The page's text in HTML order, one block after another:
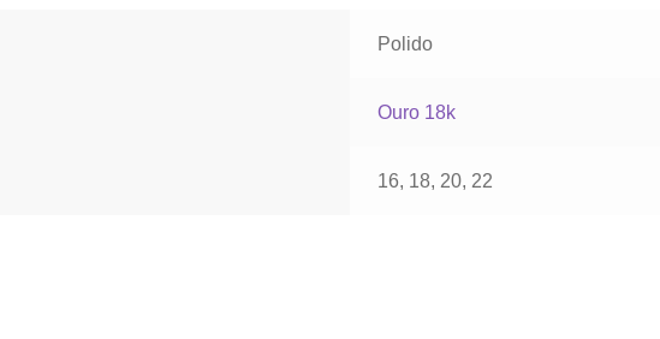
Polido
Ouro 18k
16, 18, 20, 22